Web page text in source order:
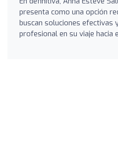
presenta como una opción
buscan soluciones efectivas
profesional en su viaje hacia